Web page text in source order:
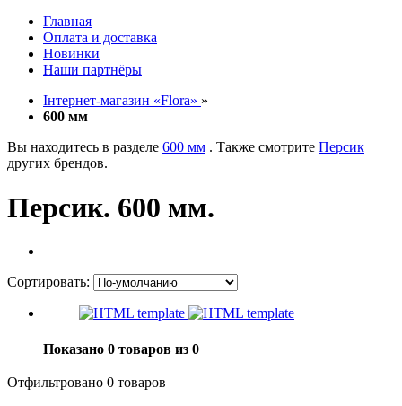
Главная
Оплата и доставка
Новинки
Наши партнёры
Інтернет-магазин «Flora» »
600 мм
Вы находитесь в разделе 600 мм . Также смотрите Персик
других брендов.
Персик. 600 мм.
Сортировать:
Показано 0 товаров из 0
Отфильтровано 0 товаров